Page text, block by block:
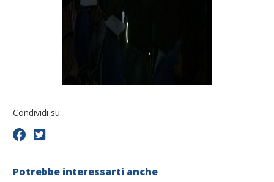
Condividi su:
Potrebbe interessarti anche